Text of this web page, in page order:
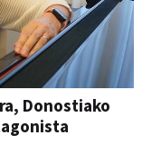
Donostiako